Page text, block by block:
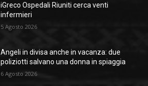
iGreco Ospedali Riuniti cerca venti
infermieri
5 Agosto 2026
Angeli in divisa anche in vacanza: due
poliziotti salvano una donna in spiaggia
6 Agosto 2026